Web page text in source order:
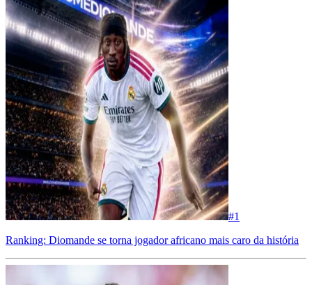
#1
Ranking: Diomande se torna jogador africano mais caro da história